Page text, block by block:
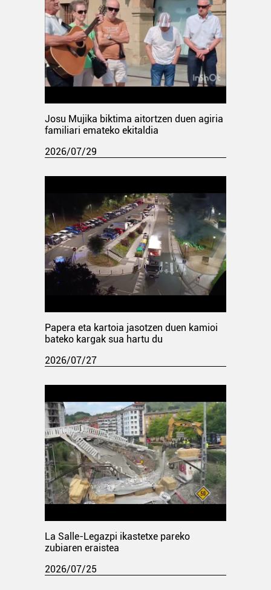
Josu Mujika biktima aitortzen duen agiria
familiari emateko ekitaldia
2026/07/29
Papera eta kartoia jasotzen duen kamioi
bateko kargak sua hartu du
2026/07/27
La Salle-Legazpi ikastetxe pareko
zubiaren eraistea
2026/07/25